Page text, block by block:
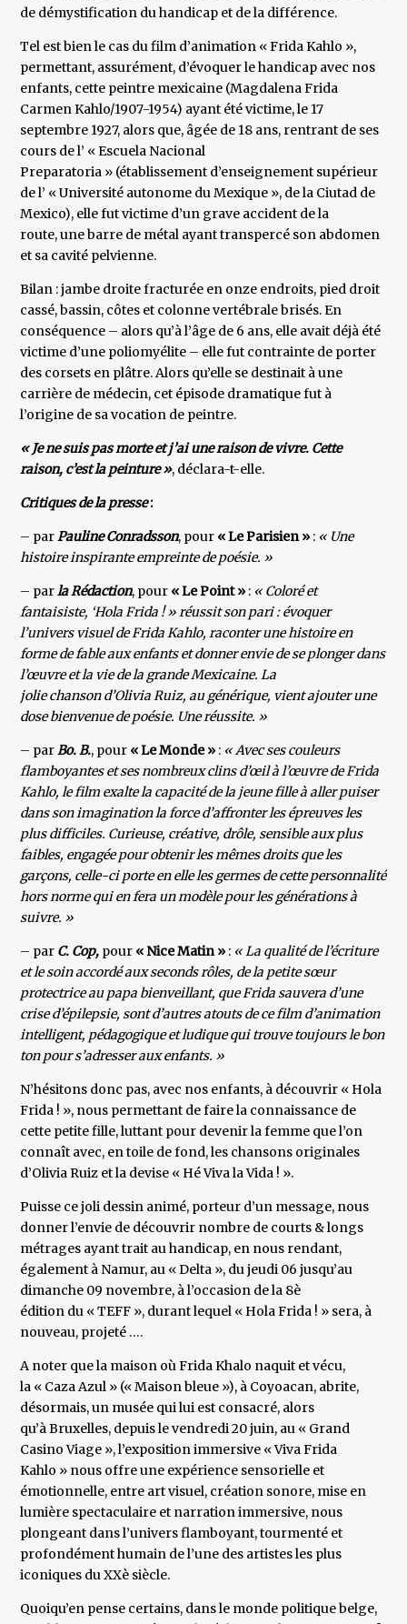
de démystification du handicap et de la différence.
Tel est bien le cas du film d’animation « Frida Kahlo »,
permettant, assurément, d’évoquer le handicap avec nos
enfants, cette peintre mexicaine (Magdalena Frida
Carmen Kahlo/1907-1954) ayant été victime, le 17
septembre 1927, alors que, âgée de 18 ans, rentrant de ses
cours de l’ « Escuela Nacional
Preparatoria » (établissement d’enseignement supérieur
de l’ « Université autonome du Mexique », de la Ciutad de
Mexico), elle fut victime d’un grave accident de la
route, une barre de métal ayant transpercé son abdomen
et sa cavité pelvienne.
Bilan : jambe droite fracturée en onze endroits, pied droit
cassé, bassin, côtes et colonne vertébrale brisés. En
conséquence – alors qu’à l’âge de 6 ans, elle avait déjà été
victime d’une poliomyélite – elle fut contrainte de porter
des corsets en plâtre. Alors qu’elle se destinait à une
carrière de médecin, cet épisode dramatique fut à
l’origine de sa vocation de peintre.
« Je ne suis pas morte et j’ai une raison de vivre. Cette
raison, c’est la peinture », déclara-t-elle.
Critiques de la presse:
– parPauline Conradsson, pour « Le Parisien » : « Une
histoire inspirante empreinte de poésie. »
– parla Rédaction, pour « Le Point » : « Coloré et
fantaisiste, ‘Hola Frida ! » réussit son pari : évoquer
l’univers visuel de Frida Kahlo, raconter une histoire en
forme de fable aux enfants et donner envie de se plonger dans
l’œuvre et la vie de la grande Mexicaine. La
jolie chanson d’Olivia Ruiz, au générique, vient ajouter une
dose bienvenue de poésie. Une réussite. »
– parBo. B., pour « Le Monde » : « Avec ses couleurs
flamboyantes et ses nombreux clins d’œil à l’œuvre de Frida
Kahlo, le film exalte la capacité de la jeune fille à aller puiser
dans son imagination la force d’affronter les épreuves les
plus difficiles. Curieuse, créative, drôle, sensible aux plus
faibles, engagée pour obtenir les mêmes droits que les
garçons, celle-ci porte en elle les germes de cette personnalité
hors norme qui en fera un modèle pour les générations à
suivre. »
– par C. Cop, pour « Nice Matin » : « La qualité de l’écriture
et le soin accordé aux seconds rôles, de la petite sœur
protectrice au papa bienveillant, que Frida sauvera d’une
crise d’épilepsie, sont d’autres atouts de ce film d’animation
intelligent, pédagogique et ludique qui trouve toujours le bon
ton pour s’adresser aux enfants. »
N’hésitons donc pas, avec nos enfants, à découvrir « Hola
Frida ! », nous permettant de faire la connaissance de
cette petite fille, luttant pour devenir la femme que l’on
connaît avec, en toile de fond, les chansons originales
d’Olivia Ruiz et la devise « Hé Viva la Vida ! ».
Puisse ce joli dessin animé, porteur d’un message, nous
donner l’envie de découvrir nombre de courts & longs
métrages ayant trait au handicap, en nous rendant,
également à Namur, au « Delta », du jeudi 06 jusqu’au
dimanche 09 novembre, à l’occasion de la 8è
édition du « TEFF », durant lequel « Hola Frida ! » sera, à
nouveau, projeté ….
A noter que la maison où Frida Khalo naquit et vécu,
la « Caza Azul » (« Maison bleue »), à Coyoacan, abrite,
désormais, un musée qui lui est consacré, alors
qu’à Bruxelles, depuis le vendredi 20 juin, au « Grand
Casino Viage », l’exposition immersive « Viva Frida
Kahlo » nous offre une expérience sensorielle et
émotionnelle, entre art visuel, création sonore, mise en
lumière spectaculaire et narration immersive, nous
plongeant dans l’univers flamboyant, tourmenté et
profondément humain de l’une des artistes les plus
iconiques du XXè siècle.
Quoiqu’en pense certains, dans le monde politique belge,